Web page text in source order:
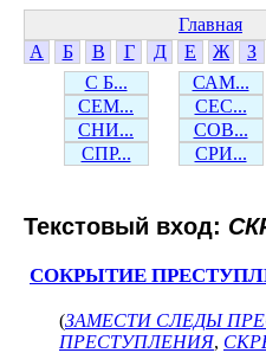
Главная
А
Б В Г Д Е Ж З
С Б...
САМ...
СЕМ...
СЕС...
СНИ...
СОВ...
СПР...
СРИ...
Текстовый вход:
СОКРЫТИЕ
(ЗАМЕСТИ СЛЕДЫ
ПРЕСТУПЛЕНИЯ,